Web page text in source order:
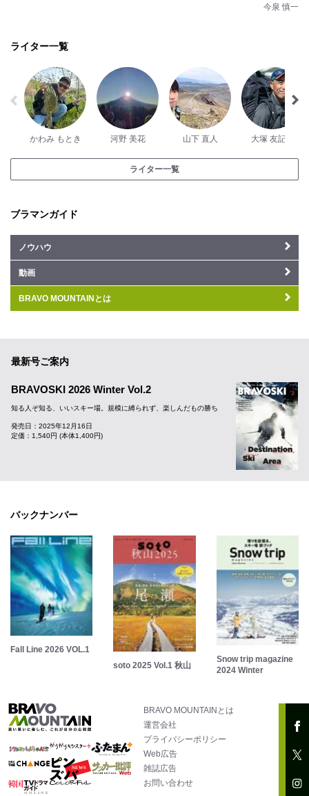
今泉 慎一
ライター一覧
かわみ もとき 河野 美花 山下 直人 大塚 友記憲
ライター一覧
ブラマンガイド
ノウハウ
動画
BRAVO MOUNTAINとは
最新号ご案内
BRAVOSKI 2026 Winter Vol.2
知る人ぞ知る、いいスキー場。規模に縛られず、楽しんだもの勝ち
発売日：2025年12月16日
定価：1,540円 (本体1,400円)
バックナンバー
Fall Line 2026 VOL.1
soto 2025 Vol.1 秋山
Snow trip magazine
2024 Winter
BRAVO MOUNTAINとは
運営会社
プライバシーポリシー
Web広告
雑誌広告
お問い合わせ